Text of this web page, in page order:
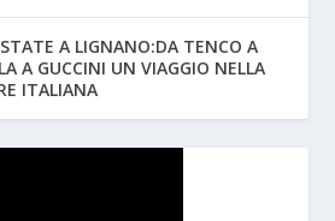
A LIGNANO:DA TENCO A
A GUCCINI UN VIAGGIO NELLA
ITALIANA